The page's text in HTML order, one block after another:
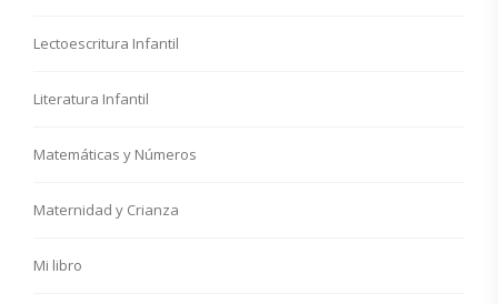
Lectoescritura Infantil
Literatura Infantil
Matemáticas y Números
Maternidad y Crianza
Mi libro